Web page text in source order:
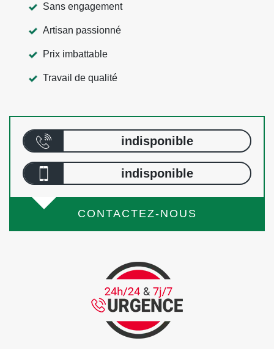
Sans engagement
Artisan passionné
Prix imbattable
Travail de qualité
indisponible
indisponible
CONTACTEZ-NOUS